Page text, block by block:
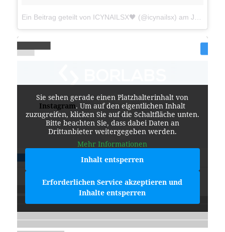
Ein Beitrag geteilt von ICYNAILSX🖤 (@icynailsx) am Jul 14, 2018 um 3:15 PDT
Sie sehen gerade einen Platzhalterinhalt von
Instagram. Um auf den eigentlichen Inhalt
zuzugreifen, klicken Sie auf die Schaltfläche unten.
Bitte beachten Sie, dass dabei Daten an
Drittanbieter weitergegeben werden.
Mehr Informationen
Inhalt entsperren
Erforderlichen Service akzeptieren und
Inhalte entsperren